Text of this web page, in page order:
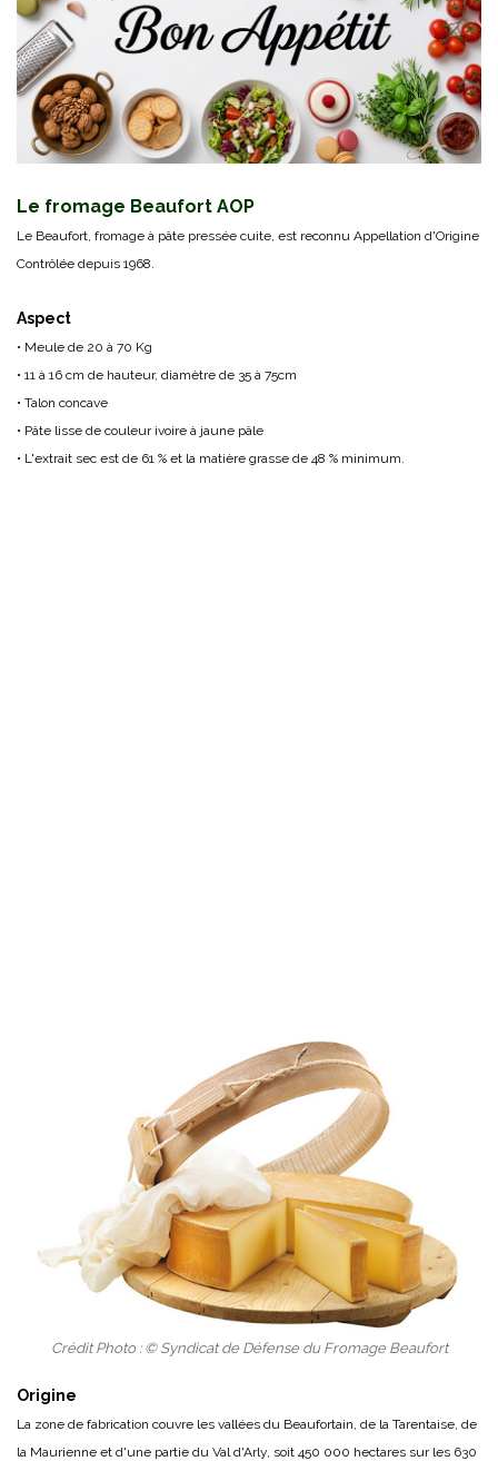
Le fromage Beaufort AOP
Le Beaufort, fromage à pâte pressée cuite, est reconnu Appellation d'Origine
Contrôlée depuis 1968.
Aspect
• Meule de 20 à 70 Kg
• 11 à 16 cm de hauteur, diamètre de 35 à 75cm
• Talon concave
• Pâte lisse de couleur ivoire à jaune pâle
• L'extrait sec est de 61 % et la matière grasse de 48 % minimum.
Crédit Photo : © Syndicat de Défense du Fromage Beaufort
Origine
La zone de fabrication couvre les vallées du Beaufortain, de la Tarentaise, de
la Maurienne et d'une partie du Val d'Arly, soit 450 000 hectares sur les 630